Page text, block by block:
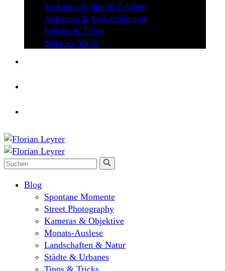
Verkehrsschilder & Zeichen
Antennen & Verkabelungen
Fenster & Türen
Schwarz-Weiß
Blog
Spontane Momente
Street Photography
Kameras & Objektive
Monats-Auslese
Landschaften & Natur
Städte & Urbanes
Tipps & Tricks